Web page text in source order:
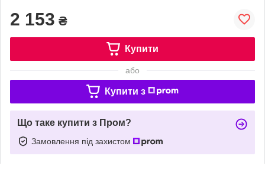
2 153 ₴
Купити
або
Купити з
Що таке купити з Пром?
Замовлення під захистом